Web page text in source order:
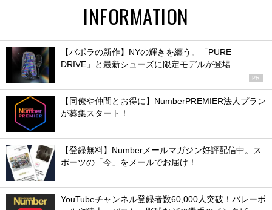
INFORMATION
【バボラの新作】NYの輝きを纏う。「PURE
DRIVE」と最新シューズに限定モデルが登場
PR
【同僚や仲間とお得に】NumberPREMIER法人プラン
が募集スタート！
【登録無料】Numberメールマガジン好評配信中。ス
ポーツの「今」をメールでお届け！
YouTubeチャンネル登録者数60,000人突破！バレーボ